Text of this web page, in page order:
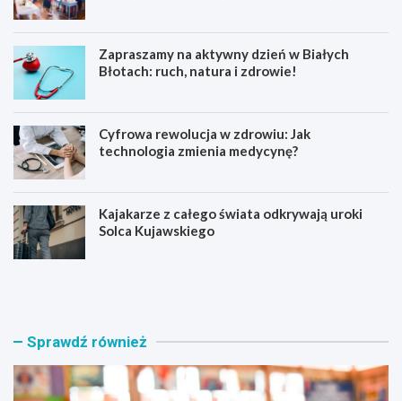
Zapraszamy na aktywny dzień w Białych
Błotach: ruch, natura i zdrowie!
Cyfrowa rewolucja w zdrowiu: Jak
technologia zmienia medycynę?
Kajakarze z całego świata odkrywają uroki
Solca Kujawskiego
E
c
j
n
Z
s
a
m
Sprawdź również